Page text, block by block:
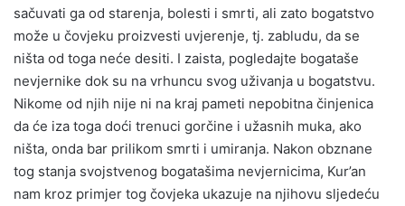
sačuvati ga od starenja, bolesti i smrti, ali zato bogatstvo
može u čovjeku proizvesti uvjerenje, tj. zabludu, da se
ništa od toga neće desiti. I zaista, pogledajte bogataše
nevjernike dok su na vrhuncu svog uživanja u bogatstvu.
Nikome od njih nije ni na kraj pameti nepobitna činjenica
da će iza toga doći trenuci gorčine i užasnih muka, ako
ništa, onda bar prilikom smrti i umiranja. Nakon obznane
tog stanja svojstvenog bogatašima nevjernicima, Kur’an
nam kroz primjer tog čovjeka ukazuje na njihovu sljedeću